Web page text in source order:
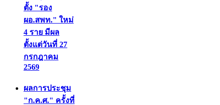
ตั้ง "รอง
ผอ.สพท." ใหม่
4 ราย มีผล
ตั้งแต่วันที่ 27
กรกฎาคม
2569
ผลการประชุม
"ก.ค.ศ." ครั้งที่